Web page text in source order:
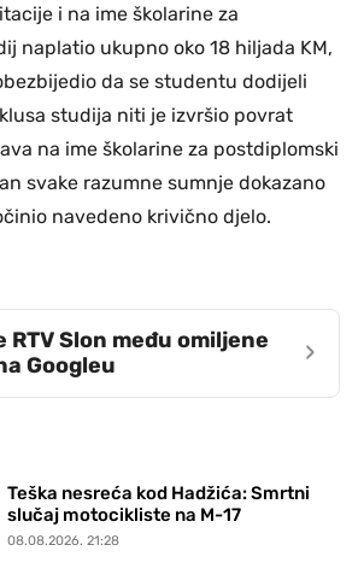
i na ime školarine za
naplatio ukupno oko 18 hiljada KM,
da se studentu dodijeli
studija niti je izvršio povrat
na ime školarine za postdiplomski
svake razumne sumnje dokazano
navedeno krivično djelo.
RTV Slon među omiljene
Googleu
›
Teška nesreća kod Hadžića: Smrtni
slučaj motocikliste na M-17
08.08.2026. 21:28